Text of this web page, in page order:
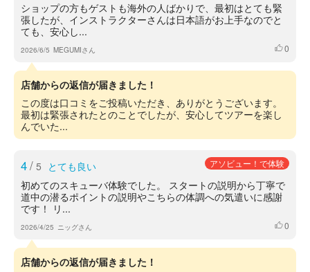
ショップの方もゲストも海外の人ばかりで、最初はとても緊
張したが、インストラクターさんは日本語がお上手なのでと
ても、安心し...
2026/6/5 MEGUMIさん いいね
0
店舗からの返信が届きました！
この度は口コミをご投稿いただき、ありがとうございます。
最初は緊張されたとのことでしたが、安心してツアーを楽し
んでいた...
4/ 5 とても良い アソビュー！で体験
初めてのスキューバ体験でした。 スタートの説明から丁寧で
道中の潜るポイントの説明やこちらの体調への気遣いに感謝
です！ リ...
2026/4/25 ニッグさん いいね
0
店舗からの返信が届きました！